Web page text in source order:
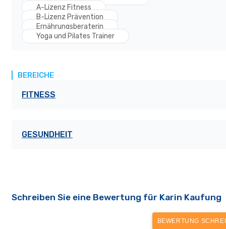
A-Lizenz Fitness
B-Lizenz Prävention
Ernährungsberaterin
Yoga und Pilates Trainer
BEREICHE
FITNESS
GESUNDHEIT
Schreiben Sie eine Bewertung für Karin Kaufung
BEWERTUNG